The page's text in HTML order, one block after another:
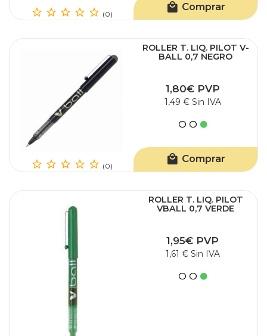
(0)
Comprar
(0)
ROLLER T. LIQ. PILOT V-
BALL 0,7 NEGRO
1,80€ PVP
1,49 € Sin IVA
Comprar
ROLLER T. LIQ. PILOT
VBALL 0,7 VERDE
1,95€ PVP
1,61 € Sin IVA